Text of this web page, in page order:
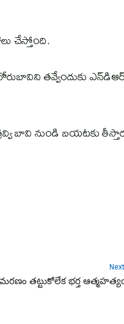
చేస్తోంది.
తవ్వేందుకు
బావి నుండి బయటకు
తట్టుకోలేక భర్త